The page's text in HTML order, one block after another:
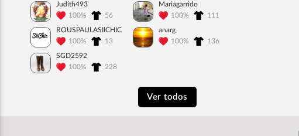
Judith493
100%
56
Mariagarrido
100%
111
ROUSPAULASIICHIC
100%
13
anarg
100%
136
SGD2592
100%
228
Ver todos